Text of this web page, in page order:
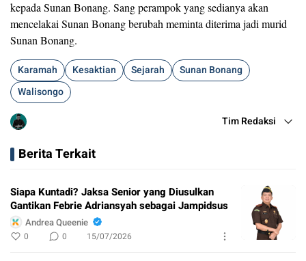
kepada Sunan Bonang. Sang perampok yang sedianya akan
mencelakai Sunan Bonang berubah meminta diterima jadi murid
Sunan Bonang.
Karamah Kesaktian Sejarah
Sunan Bonang
Walisongo
Tim Redaksi
Berita Terkait
Siapa Kuntadi? Jaksa Senior yang Diusulkan
Gantikan Febrie Adriansyah sebagai Jampidsus
Andrea Queenie
0 0 15/07/2026